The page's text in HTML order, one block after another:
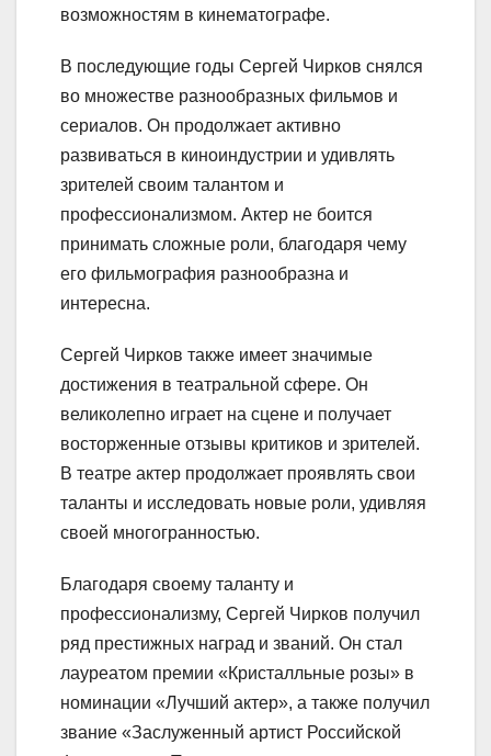
возможностям в кинематографе.
В последующие годы Сергей Чирков снялся
во множестве разнообразных фильмов и
сериалов. Он продолжает активно
развиваться в киноиндустрии и удивлять
зрителей своим талантом и
профессионализмом. Актер не боится
принимать сложные роли, благодаря чему
его фильмография разнообразна и
интересна.
Сергей Чирков также имеет значимые
достижения в театральной сфере. Он
великолепно играет на сцене и получает
восторженные отзывы критиков и зрителей.
В театре актер продолжает проявлять свои
таланты и исследовать новые роли, удивляя
своей многогранностью.
Благодаря своему таланту и
профессионализму, Сергей Чирков получил
ряд престижных наград и званий. Он стал
лауреатом премии «Кристалльные розы» в
номинации «Лучший актер», а также получил
звание «Заслуженный артист Российской